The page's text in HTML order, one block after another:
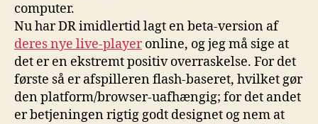
computer.
Nu har DR imidlertid lagt en beta-version af
deres nye live-playeronline, og jeg må sige at
det er en ekstremt positiv overraskelse. For det
første så er afspilleren flash-baseret, hvilket gør
den platform/browser-uafhængig; for det andet
er betjeningen rigtig godt designet og nem at